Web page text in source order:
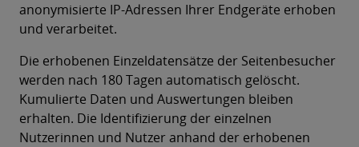
anonymisierte IP-Adressen Ihrer Endgeräte erhoben
und verarbeitet.
Die erhobenen Einzeldatensätze der Seitenbesucher
werden nach 180 Tagen automatisch gelöscht.
Kumulierte Daten und Auswertungen bleiben
erhalten. Die Identifizierung der einzelnen
Nutzerinnen und Nutzer anhand der erhobenen